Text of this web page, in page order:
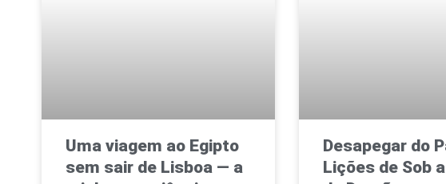
Uma viagem ao Egipto
sem sair de Lisboa — a
Desapegar do
Lições de Sob